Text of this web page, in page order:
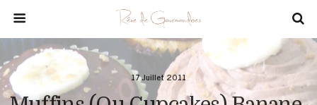
17 Juillet 2011